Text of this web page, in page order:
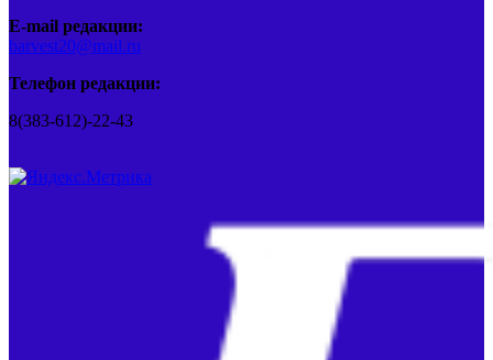
E-mail редакции:
barvest20@mail.ru
Телефон редакции:
8(383-612)-22-43